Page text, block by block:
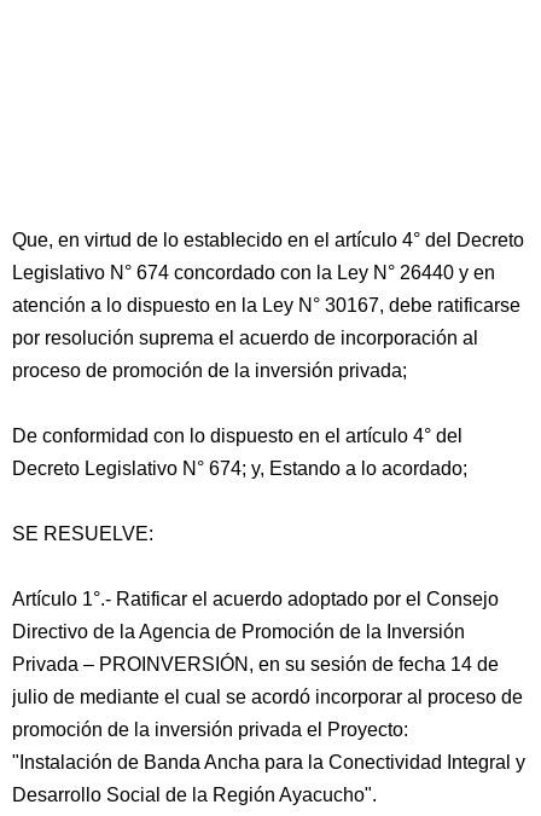
Que, en virtud de lo establecido en el artículo 4° del Decreto
Legislativo N° 674 concordado con la Ley N° 26440 y en
atención a lo dispuesto en la Ley N° 30167, debe ratificarse
por resolución suprema el acuerdo de incorporación al
proceso de promoción de la inversión privada;
De conformidad con lo dispuesto en el artículo 4° del
Decreto Legislativo N° 674; y, Estando a lo acordado;
SE RESUELVE:
Artículo 1°.- Ratificar el acuerdo adoptado por el Consejo
Directivo de la Agencia de Promoción de la Inversión
Privada – PROINVERSIÓN, en su sesión de fecha 14 de
julio de mediante el cual se acordó incorporar al proceso de
promoción de la inversión privada el Proyecto:
"Instalación de Banda Ancha para la Conectividad Integral y
Desarrollo Social de la Región Ayacucho".